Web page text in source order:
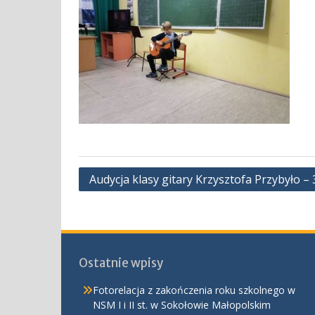
Nawigacja
Audycja klasy gitary Krzysztofa Przybyło –
Ostatnie wpisy
Fotorelacja z zakończenia roku szkolnego w
NSM I i II st. w Sokołowie Małopolskim